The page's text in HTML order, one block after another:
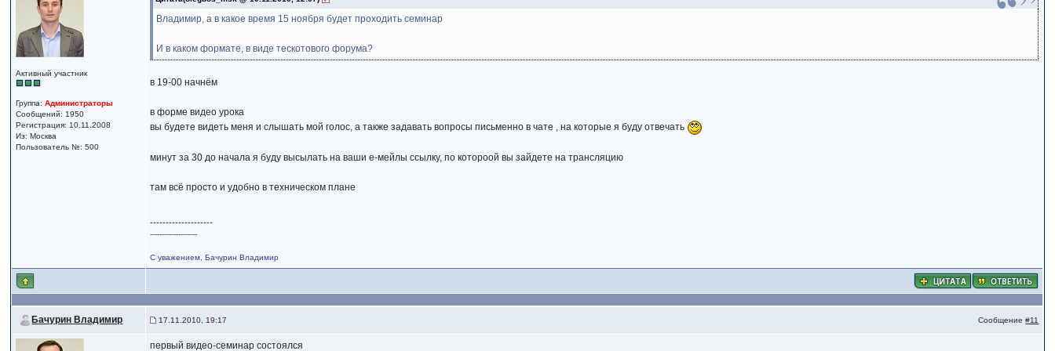
Активный участник
Группа:Администраторы
Сообщений: 1950
Регистрация: 10.11.2008
Из: Москва
Пользователь №: 500
Владимир, а в какое время 15 ноября будет проходить семинар
И в каком формате, в виде тескотового форума?
в 19-00 начнём
в форме видео урока
вы будете видеть меня и слышать мой голос, а также задавать вопросы письменно в чате , на которые я буду отвечать
минут за 30 до начала я буду высылать на ваши е-мейлы ссылку, по котороой вы зайдете на трансляцию
там всё просто и удобно в техническом плане
--------------------
--------------------
С уважением, Бачурин Владимир
Бачурин Владимир 17.11.2010, 19:17 Сообщение#11
первый видео-семинар состоялся